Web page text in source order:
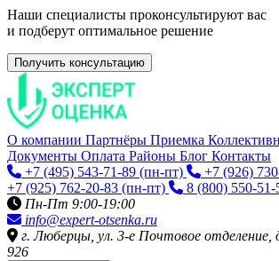
Наши специалисты проконсультируют вас
и подберут оптимальное решение
Получить консультацию
О компании Партнёры Приемка
Документы Оплата Районы Блог Контакты
+7 (495) 543-71-89 (пн-пт) +7 (926)
+7 (925) 762-20-83 (пн-пт) 8 (800) 550-51-
Пн-Пт 9:00-19:00
info@expert-otsenka.ru
г. Люберцы, ул. 3-е Почтовое отделение,
926